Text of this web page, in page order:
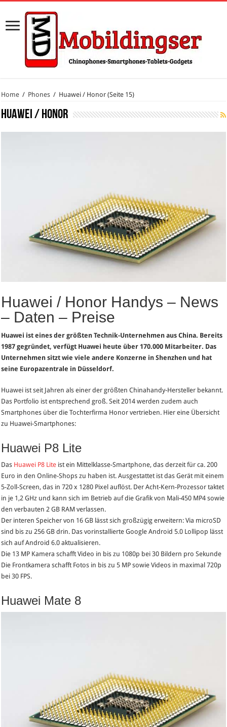
Home / Phones / Huawei / Honor (Seite 15)
Huawei / Honor
Huawei / Honor Handys – News
– Daten – Preise
Huawei ist eines der größten Technik-Unternehmen aus China. Bereits
1987 gegründet, verfügt Huawei heute über 170.000 Mitarbeiter. Das
Unternehmen sitzt wie viele andere Konzerne in Shenzhen und hat
seine Europazentrale in Düsseldorf.
Huawei ist seit Jahren als einer der größten Chinahandy-Hersteller bekannt.
Das Portfolio ist entsprechend groß. Seit 2014 werden zudem auch
Smartphones über die Tochterfirma Honor vertrieben. Hier eine Übersicht
zu Huawei-Smartphones:
Huawei P8 Lite
Das Huawei P8 Lite ist ein Mittelklasse-Smartphone, das derzeit für ca. 200
Euro in den Online-Shops zu haben ist. Ausgestattet ist das Gerät mit einem
5-Zoll-Screen, das in 720 x 1280 Pixel auflöst. Der Acht-Kern-Prozessor taktet
in je 1,2 GHz und kann sich im Betrieb auf die Grafik von Mali-450 MP4 sowie
den verbauten 2 GB RAM verlassen.
Der interen Speicher von 16 GB lässt sich großzügig erweitern: Via microSD
sind bis zu 256 GB drin. Das vorinstallierte Google Android 5.0 Lollipop lässt
sich auf Android 6.0 aktualisieren.
Die 13 MP Kamera schafft Video in bis zu 1080p bei 30 Bildern pro Sekunde
Die Frontkamera schafft Fotos in bis zu 5 MP sowie Videos in maximal 720p
bei 30 FPS.
Huawei Mate 8